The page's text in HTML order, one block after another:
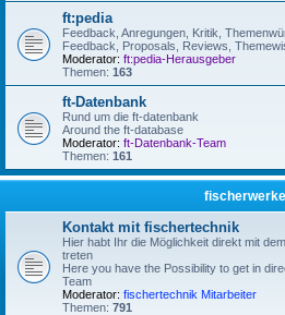
ft:pedia
Feedback, Anregungen, Kritik,
Feedback, Proposals, Reviews,
Moderator: ft:pedia-Herausgeber
Themen: 163
ft-Datenbank
Rund um die ft-datenbank
Around the ft-database
Moderator: ft-Datenbank-Team
Themen: 161
fischerwerke
Kontakt mit fischertechnik
Hier habt Ihr die Möglichkeit direkt mit
treten
Here you have the Possibility to get in
Team
Moderator: fischertechnik Mitarbeiter
Themen: 791